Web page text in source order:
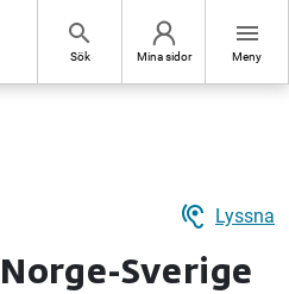
search
Sök Mina sidor
menu
Meny
hearing Lyssna
Sverige